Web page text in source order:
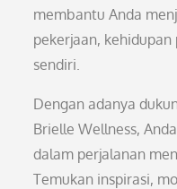
membantu Anda
pekerjaan,
sendiri.
Dengan adanya
Brielle Wellness,
dalam perjalanan
Temukan inspirasi,